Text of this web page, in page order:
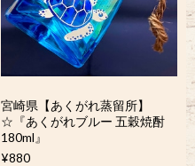
宮崎県【あくがれ蒸留所】
☆『あくがれブルー 五穀焼酎
180ml』
¥880